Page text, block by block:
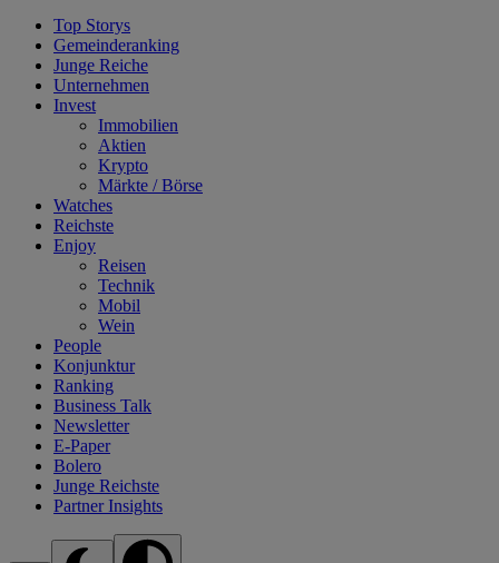
Top Storys
Gemeinderanking
Junge Reiche
Unternehmen
Invest
Immobilien
Aktien
Krypto
Märkte / Börse
Watches
Reichste
Enjoy
Reisen
Technik
Mobil
Wein
People
Konjunktur
Ranking
Business Talk
Newsletter
E-Paper
Bolero
Junge Reichste
Partner Insights